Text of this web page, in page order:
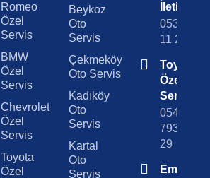
Romeo
Özel
Servis
BMW
Özel
Servis
Chevrolet
Özel
Servis
Toyota
Özel
Beykoz
Oto
Servis
Çekmeköy
Oto Servis
Kadıköy
Oto
Servis
Kartal
Oto
Servis
İletişim
0538 501
11 29
Toyota
Özel
Servis
0542
793 29
29
Email